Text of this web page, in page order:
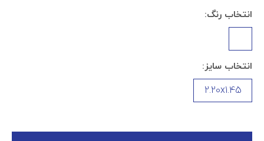
انتخاب رنگ:
انتخاب سایز:
2.20x1.45